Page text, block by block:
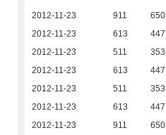
2012-11-23
911 650
2012-11-23
613 447
2012-11-23
511 353
2012-11-23
613 447
2012-11-23
511 353
2012-11-23
613 447
2012-11-23
911 650